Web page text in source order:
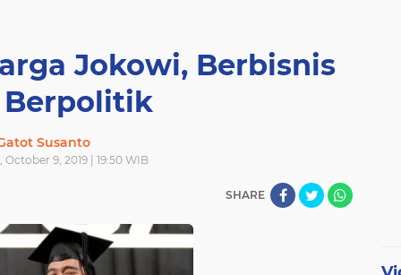
Jokowi, Berbisnis
Berpolitik
Susanto
October 9, 2019 | 19:50 WIB
SHARE